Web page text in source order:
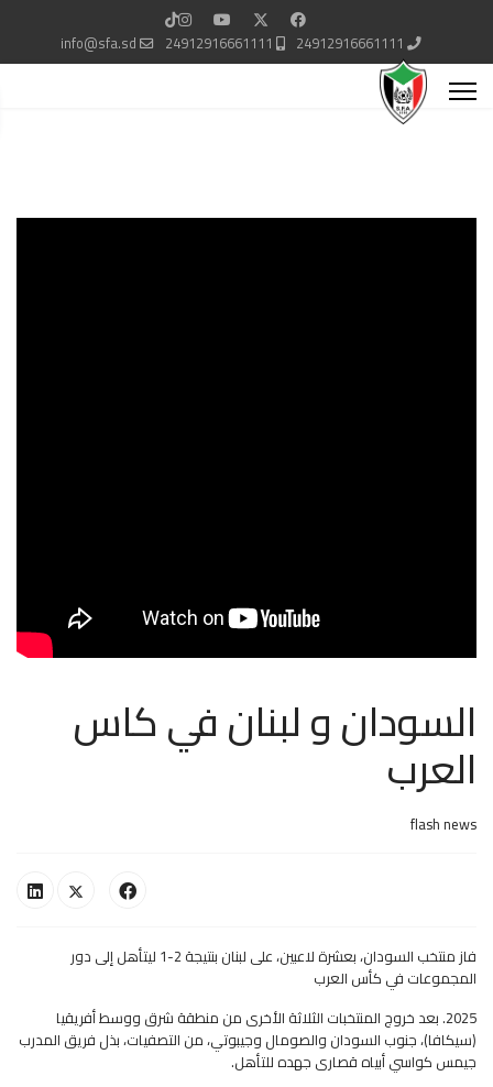
24912916661111
24912916661111
info@sfa.sd
السودان و لبنان في كاس
العرب
flash news
فاز منتخب السودان، بعشرة لاعبين، على لبنان بنتيجة 2-1 ليتأهل إلى دور
المجموعات في كأس العرب
2025. بعد خروج المنتخبات الثلاثة الأخرى من منطقة شرق ووسط أفريقيا
(سيكافا)، جنوب السودان والصومال وجيبوتي، من التصفيات، بذل فريق المدرب
جيمس كواسي أبياه قصارى جهده للتأهل.